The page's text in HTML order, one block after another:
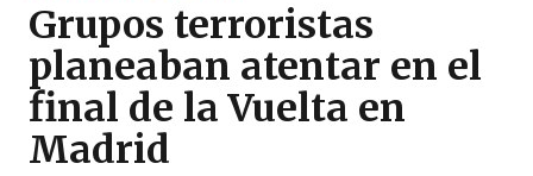
Grupos terroristas
planeaban atentar en el
final de la Vuelta en
Madrid